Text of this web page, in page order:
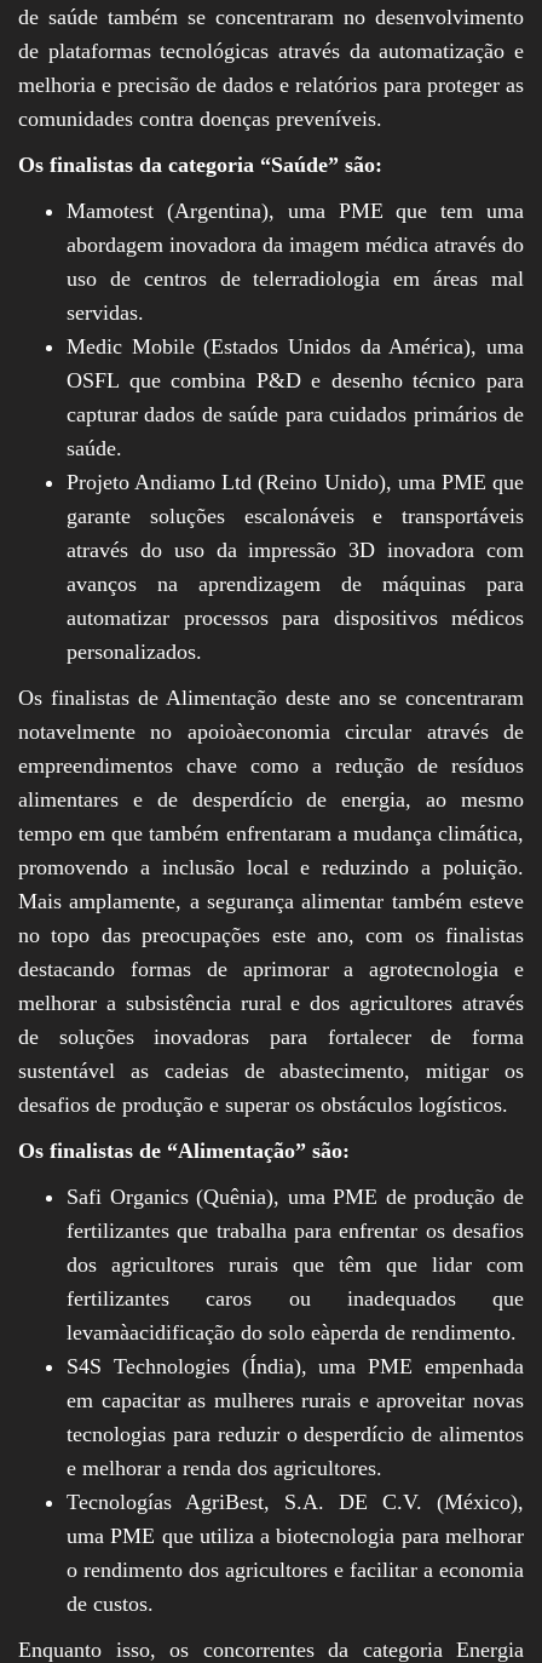
de saúde também se concentraram no desenvolvimento
de plataformas tecnológicas através da automatização e
melhoria e precisão de dados e relatórios para proteger as
comunidades contra doenças preveníveis.
Os finalistas da categoria “Saúde” são:
Mamotest (Argentina), uma PME que tem uma
abordagem inovadora da imagem médica através do
uso de centros de telerradiologia em áreas mal
servidas.
Medic Mobile (Estados Unidos da América), uma
OSFL que combina P&D e desenho técnico para
capturar dados de saúde para cuidados primários de
saúde.
Projeto Andiamo Ltd (Reino Unido), uma PME que
garante soluções escalonáveis e transportáveis
através do uso da impressão 3D inovadora com
avanços na aprendizagem de máquinas para
automatizar processos para dispositivos médicos
personalizados.
Os finalistas de Alimentação deste ano se concentraram
notavelmente no apoioàeconomia circular através de
empreendimentos chave como a redução de resíduos
alimentares e de desperdício de energia, ao mesmo
tempo em que também enfrentaram a mudança climática,
promovendo a inclusão local e reduzindo a poluição.
Mais amplamente, a segurança alimentar também esteve
no topo das preocupações este ano, com os finalistas
destacando formas de aprimorar a agrotecnologia e
melhorar a subsistência rural e dos agricultores através
de soluções inovadoras para fortalecer de forma
sustentável as cadeias de abastecimento, mitigar os
desafios de produção e superar os obstáculos logísticos.
Os finalistas de “Alimentação” são:
Safi Organics (Quênia), uma PME de produção de
fertilizantes que trabalha para enfrentar os desafios
dos agricultores rurais que têm que lidar com
fertilizantes caros ou inadequados que
levamàacidificação do solo eàperda de rendimento.
S4S Technologies (Índia), uma PME empenhada
em capacitar as mulheres rurais e aproveitar novas
tecnologias para reduzir o desperdício de alimentos
e melhorar a renda dos agricultores.
Tecnologías AgriBest, S.A. DE C.V. (México),
uma PME que utiliza a biotecnologia para melhorar
o rendimento dos agricultores e facilitar a economia
de custos.
Enquanto isso, os concorrentes da categoria Energia